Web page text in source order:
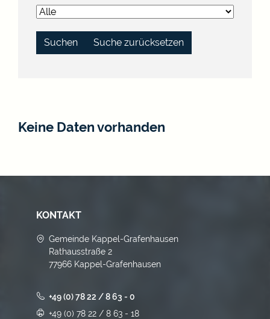
Suche zurücksetzen
Keine Daten vorhanden
KONTAKT
Gemeinde Kappel-Grafenhausen
Rathausstraße 2
77966 Kappel-Grafenhausen
+49 (0) 78 22 / 8 63 - 0
+49 (0) 78 22 / 8 63 - 18